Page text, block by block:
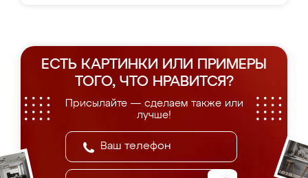
ЕСТЬ КАРТИНКИ ИЛИ ПРИМЕРЫ
ТОГО, ЧТО НРАВИТСЯ?
Присылайте — сделаем также или
лучше!